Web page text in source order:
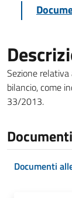
Sezione
bilancio, come
33/2013.
Documenti